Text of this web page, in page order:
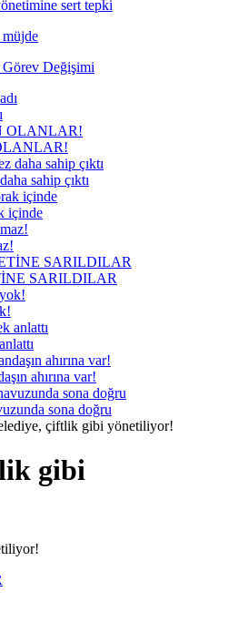
sert tepki
müjde
Görev Değişimi
sahip çıktı
içinde
SARILDILAR
ahırına var!
sona doğru
çiftlik gibi yönetiliyor!
gibi